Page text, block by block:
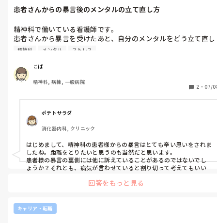
患者さんからの暴言後のメンタルの立て直し方
精神科で働いている看護師です。
患者さんから暴言を受けたあと、自分のメンタルをどう立て直し
ていますか？
めに意識していることや工夫があれば教えていただきたいです。
つい心の中で距離を取ってしまいそうになることがあるので、皆
さんの対処法を知りたいです。
精神科 メンタル ストレス
こば
精神科, 病棟, 一般病院
2 ・ 07/
ポテトサラダ
消化器内科, クリニック
はじめまして、精神科の患者様からの暴言はとても辛い思いをされま
したね。距離をとりたいと思うのも当然だと思います。
患者様の暴言の裏側には他に訴えていることがあるのではないでし
ょうか？それとも、病気が言わせていると割り切って考えてもいい
す。音楽を聴いたり、温泉へ行ったりと自分なりのストレス解消法を
回答をもっと見る
キャリア・転職